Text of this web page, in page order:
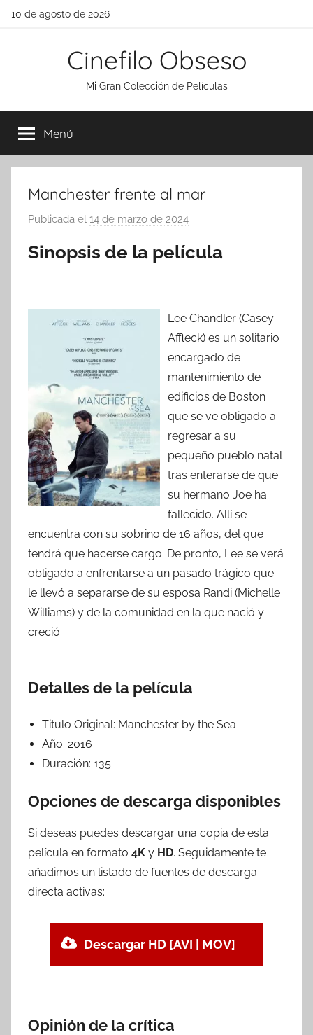
Saltar
10 de agosto de 2026
Cinefilo Obseso
Mi Gran Colección de Películas
Menú
Manchester frente al mar
Publicada el 14 de marzo de 2024
r
Sinopsis de la película
Lee Chandler (Casey
Affleck) es un solitario
encargado de
mantenimiento de
edificios de Boston
que se ve obligado a
regresar a su
pequeño pueblo natal
tras enterarse de que
su hermano Joe ha
fallecido. Allí se
encuentra con su sobrino de 16 años, del que
tendrá que hacerse cargo. De pronto, Lee se verá
obligado a enfrentarse a un pasado trágico que
le llevó a separarse de su esposa Randi (Michelle
Williams) y de la comunidad en la que nació y
creció.
Detalles de la película
Titulo Original: Manchester by the Sea
Año: 2016
Duración: 135
Opciones de descarga disponibles
Si deseas puedes descargar una copia de esta
película en formato 4K y HD. Seguidamente te
añadimos un listado de fuentes de descarga
directa activas:
Descargar HD [AVI | MOV]
Opinión de la crítica